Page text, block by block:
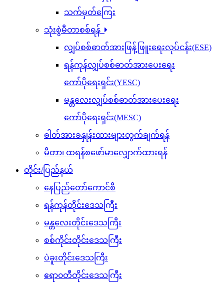
သက်မှတ်ကြေး
သုံးစွဲမီတာစစ်ရန်
လျှပ်စစ်ဓာတ်အားဖြန့်ဖြူးရေးလုပ်ငန်း(ESE)
ရန်ကုန်လျှပ်စစ်ဓာတ်အားပေးရေး
ကော်ပိုရေးရှင်း(YESC)
မန္တလေးလျှပ်စစ်ဓာတ်အားပေးရေး
ကော်ပိုရေးရှင်း(MESC)
ဓါတ်အားခနှုန်းထားများတွက်ချက်ရန်
မီတာ၊ ထရန်စဖော်မာလျှောက်ထားရန်
တိုင်း/ပြည်နယ်
နေပြည်တော်ကောင်စီ
ရန်ကုန်တိုင်းဒေသကြီး
မန္တလေးတိုင်းဒေသကြီး
စစ်ကိုင်းတိုင်းဒေသကြီး
ပဲခူးတိုင်းဒေသကြီး
ဧရာ၀တီတိုင်းဒေသကြီး